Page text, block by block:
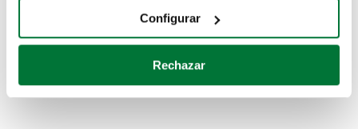
Identificar su dispositivo analizándolo activamente
para buscar características específicas (huellas
Obtenga más información sobre cómo se procesan sus
Configurar
Rechazar